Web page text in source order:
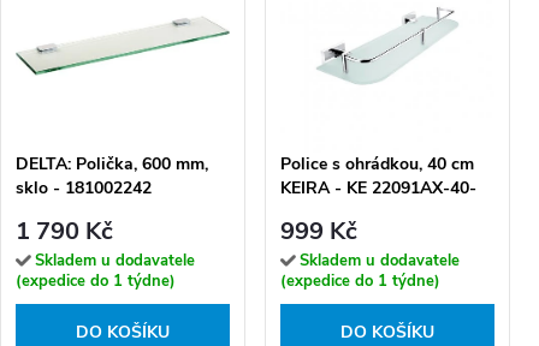
DELTA: Polička, 600 mm,
sklo - 181002242
1 790 Kč
Skladem u dodavatele
(expedice do 1 týdne)
DO KOŠÍKU
Police s ohrádkou, 40 cm
KEIRA - KE 22091AX-40-
999 Kč
Skladem u dodavatele
(expedice do 1 týdne)
DO KOŠÍKU